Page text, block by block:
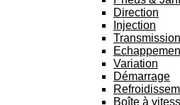
Direction
Injection
Transmission
Variation
Démarrage
Boîte à